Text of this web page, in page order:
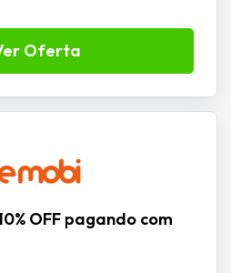
Oferta
OFF pagando com